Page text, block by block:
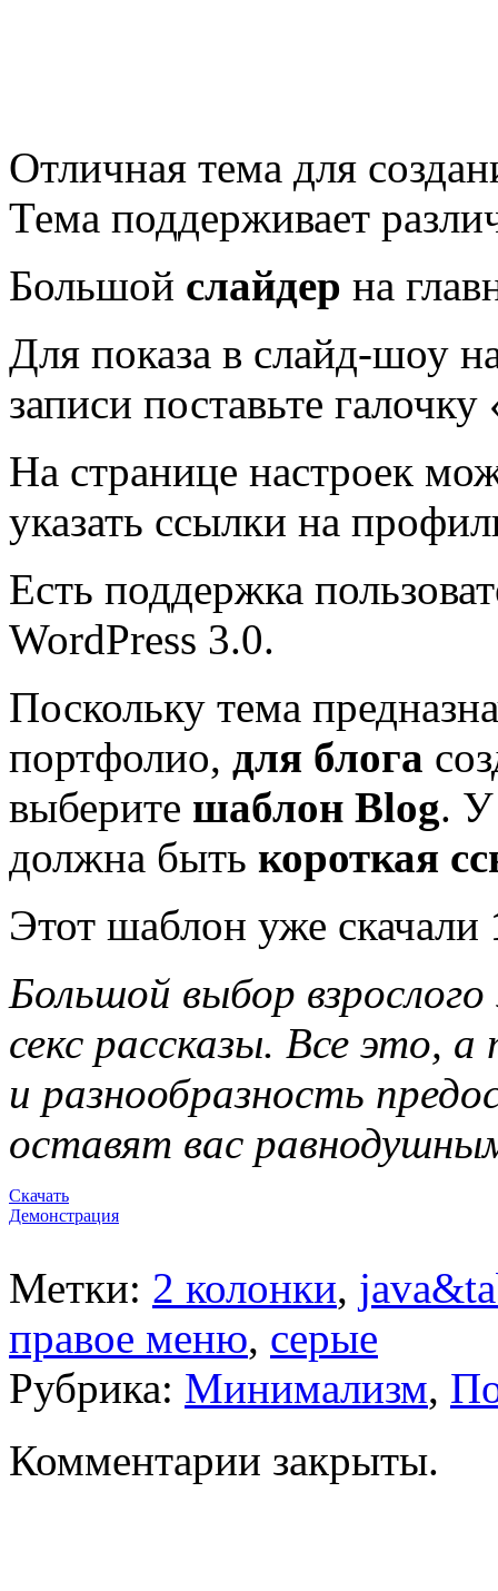
Отличная тема для
Тема поддерживает
Большой слайдер на
Для показа в слайд-шоу
записи поставьте
На странице настроек
указать ссылки на
Есть поддержка
WordPress 3.0.
Поскольку тема
портфолио, для блога
выберите шаблон Blog. У
должна быть короткая
Этот шаблон уже скачали
Большой выбор
секс рассказы. Все это,
и разнообразность
оставят вас
Скачать
Демонстрация
Метки: 2 колонки,
правое меню, серые
Рубрика: Минимализм,
Комментарии закрыты.